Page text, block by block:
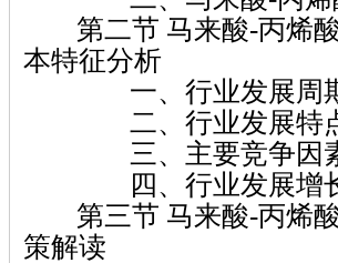
第二节 马来酸-丙烯酸
本特征分析
一、行业发展周
二、行业发展特
三、主要竞争因
四、行业发展增长
第三节 马来酸-丙烯酸
策解读